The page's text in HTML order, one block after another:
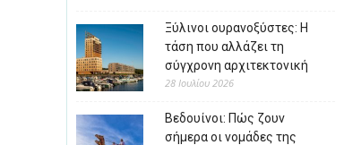
Ξύλινοι ουρανοξύστες: Η
τάση που αλλάζει τη
σύγχρονη αρχιτεκτονική
28 Ιουλίου 2026
Βεδουίνοι: Πώς ζουν
σήμερα οι νομάδες της